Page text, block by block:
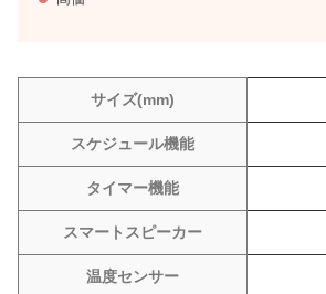
サイズ(mm)
スケジュール機能
タイマー機能
スマートスピーカー
温度センサー